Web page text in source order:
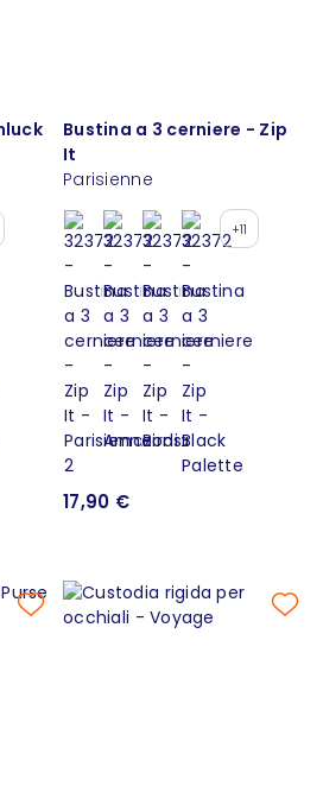
Bustina a 3 cerniere - Zip
It
Parisienne
+11
17,90 €